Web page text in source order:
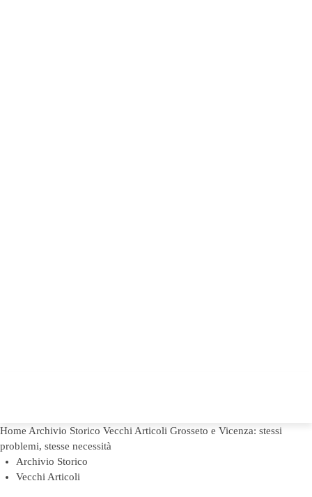
Home Archivio Storico Vecchi Articoli Grosseto e Vicenza: stessi
problemi, stesse necessità
Archivio Storico
Vecchi Articoli